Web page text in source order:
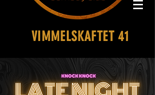
VIMMELSKAFTET 41